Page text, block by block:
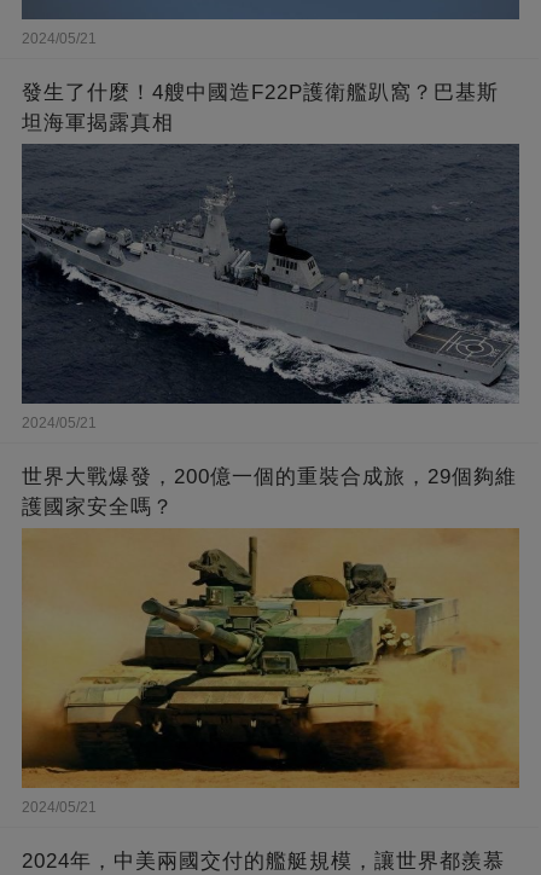
2024/05/21
發生了什麼！4艘中國造F22P護衛艦趴窩？巴基斯
坦海軍揭露真相
2024/05/21
世界大戰爆發，200億一個的重裝合成旅，29個夠維
護國家安全嗎？
2024/05/21
2024年，中美兩國交付的艦艇規模，讓世界都羨慕